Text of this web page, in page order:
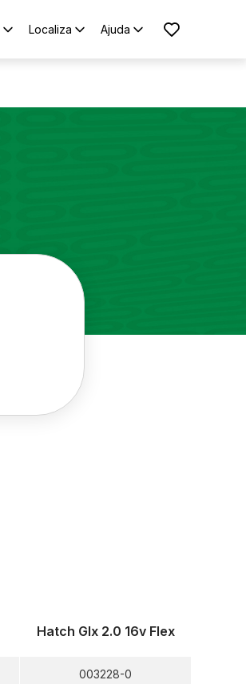
Localiza Ajuda
Hatch Glx 2.0 16v Flex
003228-0